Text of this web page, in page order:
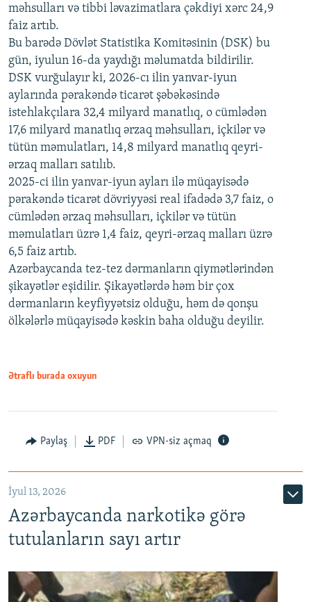
Auto 240p 360p 480p
720p 1080p
480p
720p
1080p
məhsulları və tibbi ləvazimatlara çəkdiyi xərc 24,9
faiz artıb.
Bu barədə Dövlət Statistika Komitəsinin (DSK) bu
gün, iyulun 16-da yaydığı məlumatda bildirilir.
DSK vurğulayır ki, 2026-cı ilin yanvar-iyun
aylarında pərakəndə ticarət şəbəkəsində
istehlakçılara 32,4 milyard manatlıq, o cümlədən
17,6 milyard manatlıq ərzaq məhsulları, içkilər və
tütün məmulatları, 14,8 milyard manatlıq qeyri-
ərzaq malları satılıb.
2025-ci ilin yanvar-iyun ayları ilə müqayisədə
pərakəndə ticarət dövriyyəsi real ifadədə 3,7 faiz, o
cümlədən ərzaq məhsulları, içkilər və tütün
məmulatları üzrə 1,4 faiz, qeyri-ərzaq malları üzrə
6,5 faiz artıb.
Azərbaycanda tez-tez dərmanların qiymətlərindən
şikayətlər eşidilir. Şikayətlərdə həm bir çox
dərmanların keyfiyyətsiz olduğu, həm də qonşu
ölkələrlə müqayisədə kəskin baha olduğu deyilir.
Ətraflı burada oxuyun
Paylaş PDF VPN-siz açmaq
İyul 13, 2026
Azərbaycanda narkotikə görə
tutulanların sayı artır